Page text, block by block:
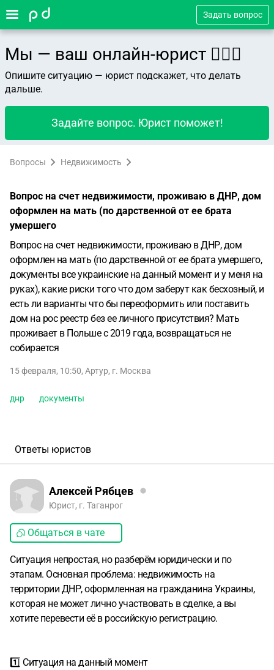
Задать вопрос
Мы — ваш онлайн-юрист 👨🏻‍⚖️
Опишите ситуацию — юрист подскажет, что делать
дальше.
Задайте вопрос. Юрист поможет!
Вопросы Недвижимость
Вопрос на счет недвижимости, проживаю в ДНР, дом
оформлен на мать (по дарственной от ее брата
умершего
Вопрос на счет недвижимости, проживаю в ДНР, дом
оформлен на мать (по дарственной от ее брата умершего,
документы все украинские на данный момент и у меня на
руках), какие риски того что дом заберут как бесхозный, и
есть ли варианты что бы переоформить или поставить
дом на рос реестр без ее личного присутствия? Мать
проживает в Польше с 2019 года, возвращаться не
собирается
15 февраля, 10:50, Артур, г. Москва
днр документы
Ответы юристов
Алексей Рябцев
Юрист, г. Таганрог
Общаться в чате
Ситуация непростая, но разберём юридически и по
этапам. Основная проблема: недвижимость на
территории ДНР, оформленная на гражданина Украины,
которая не может лично участвовать в сделке, а вы
хотите перевести её в российскую регистрацию.
1️⃣ Ситуация на данный момент